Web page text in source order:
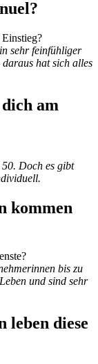
sehr feinfühliger
hat sich alles
am
Doch es gibt
kommen
bis zu
und sind sehr
leben diese